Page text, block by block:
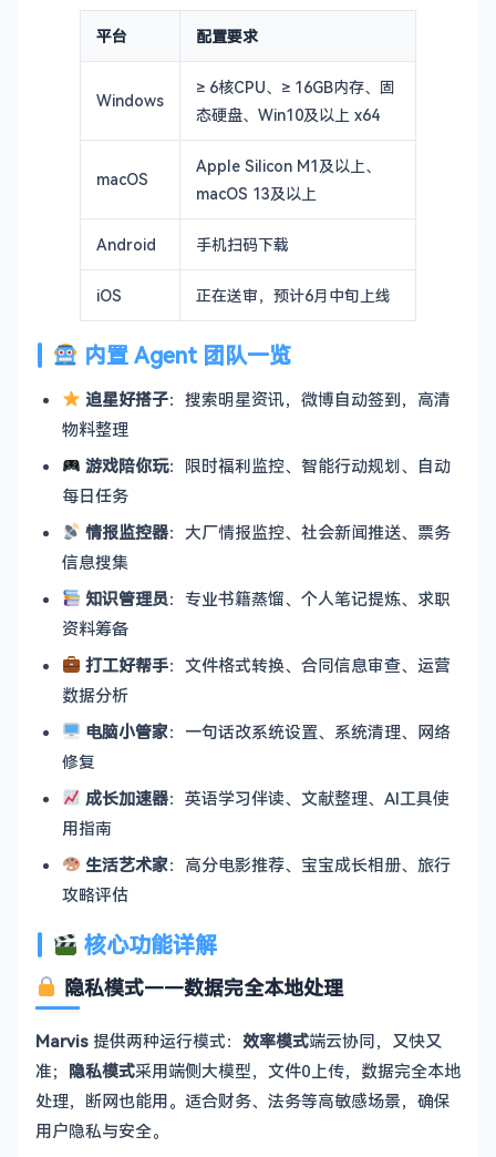
平台 配置要求
Windows
≥ 6核CPU、≥ 16GB内存、固
态硬盘、Win10及以上 x64
macOS
Apple Silicon M1及以上、
macOS 13及以上
Android 手机扫码下载
iOS 正在送审，预计6月中旬上线
内置 Agent 团队一览
追星好搭子：搜索明星资讯，微博自动签到，高清
物料整理
游戏陪你玩：限时福利监控、智能行动规划、自动
每日任务
情报监控器：大厂情报监控、社会新闻推送、票务
信息搜集
知识管理员：专业书籍蒸馏、个人笔记提炼、求职
资料筹备
打工好帮手：文件格式转换、合同信息审查、运营
数据分析
电脑小管家：一句话改系统设置、系统清理、网络
修复
成长加速器：英语学习伴读、文献整理、AI工具使
用指南
生活艺术家：高分电影推荐、宝宝成长相册、旅行
攻略评估
核心功能详解
隐私模式——数据完全本地处理
Marvis 提供两种运行模式： 效率模式端云协同，又快又
准； 隐私模式采用端侧大模型，文件0上传，数据完全本地
处理，断网也能用。适合财务、法务等高敏感场景，确保
用户隐私与安全。